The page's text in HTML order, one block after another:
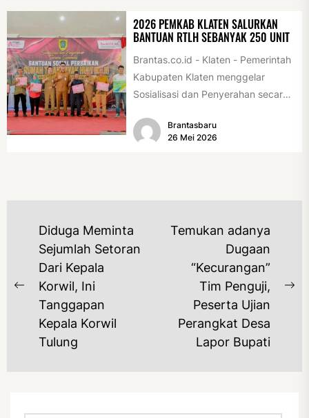
2026 PEMKAB KLATEN SALURKAN
BANTUAN RTLH SEBANYAK 250 UNIT
Brantas.co.id - Klaten - Pemerintah
Kabupaten Klaten menggelar
Sosialisasi dan Penyerahan secara
Rumah Tidak Layak Huni...
Brantasbaru
26 Mei 2026
NAVIGASI
POS
Previous
post:
Diduga Meminta
Sejumlah Setoran
Dari Kepala
Korwil, Ini
Tanggapan
Kepala Korwil
Tulung
Temukan adanya
Dugaan
“Kecurangan”
Tim Penguji,
Peserta Ujian
Perangkat Desa
Lapor Bupati